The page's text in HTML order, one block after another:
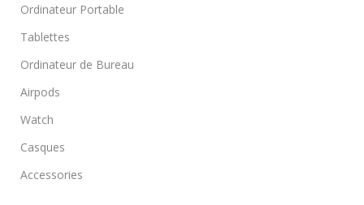
Ordinateur Portable
Tablettes
Ordinateur de Bureau
Airpods
Watch
Casques
Accessories